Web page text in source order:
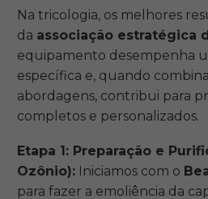
Na tricologia, os melhores
da associação estratégica
equipamento desempenha
específica e, quando
abordagens, contribui para
completos e personalizados.
Etapa 1: Preparação e
Ozônio): Iniciamos com o
para fazer a emoliência da